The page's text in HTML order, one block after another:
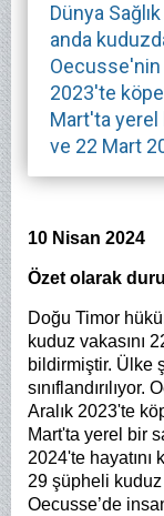
Dünya
anda
Oecusse'nin
2023'te
Mart'ta yerel
ve 22 Mart
10 Nisan 2024
Özet olarak
Doğu Timor
kuduz vakasını
bildirmiştir. Ülke
Aralık 2023'te
Mart'ta yerel bir
2024'te hayatını
29 şüpheli kuduz
Oecusse’de